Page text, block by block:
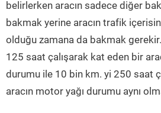
belirlerken aracın sadece diğer
bakmak yerine aracın trafik
olduğu zamana da bakmak
125 saat çalışarak kat eden bir
durumu ile 10 bin km. yi 250 saat
aracın motor yağı durumu aynı